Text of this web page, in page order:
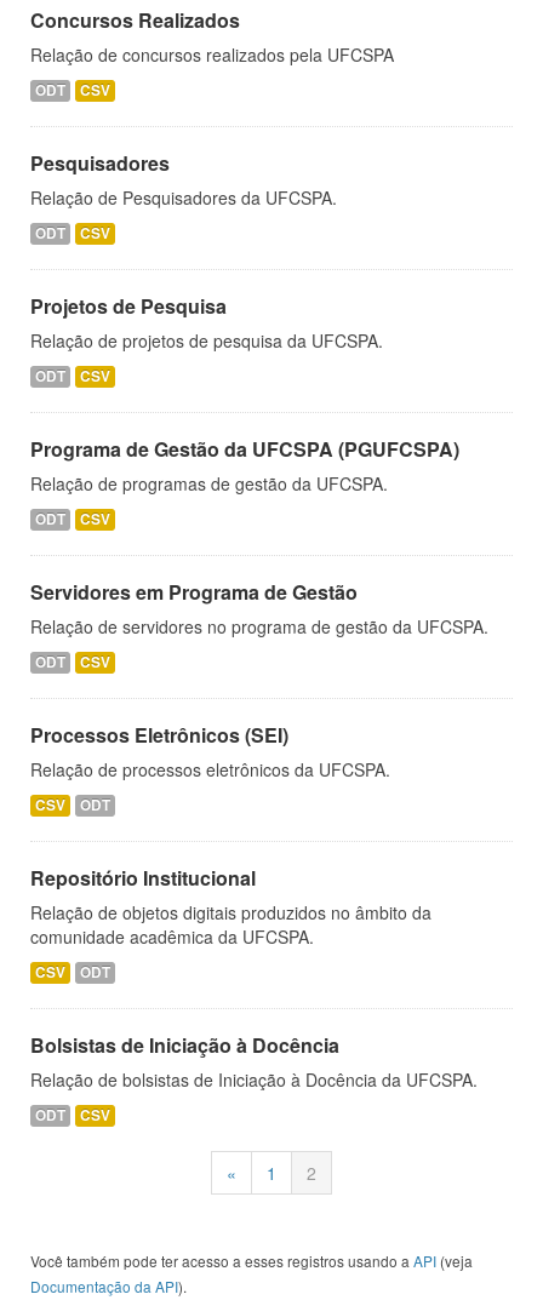
Concursos Realizados
Relação de concursos realizados pela UFCSPA
ODT CSV
Pesquisadores
Relação de Pesquisadores da UFCSPA.
ODT CSV
Projetos de Pesquisa
Relação de projetos de pesquisa da UFCSPA.
ODT CSV
Programa de Gestão da UFCSPA (PGUFCSPA)
Relação de programas de gestão da UFCSPA.
ODT CSV
Servidores em Programa de Gestão
Relação de servidores no programa de gestão da UFCSPA.
ODT CSV
Processos Eletrônicos (SEI)
Relação de processos eletrônicos da UFCSPA.
CSV ODT
Repositório Institucional
Relação de objetos digitais produzidos no âmbito da
comunidade acadêmica da UFCSPA.
CSV ODT
Bolsistas de Iniciação à Docência
Relação de bolsistas de Iniciação à Docência da UFCSPA.
ODT CSV
« 1 2
Você também pode ter acesso a esses registros usando a API (veja
Documentação da API).